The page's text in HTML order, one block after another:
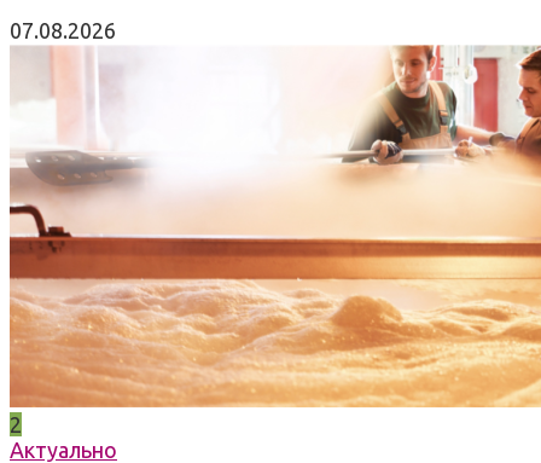
07.08.2026
2
Актуально